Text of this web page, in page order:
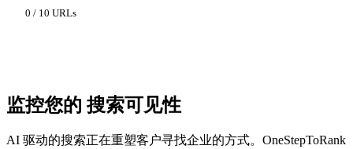
0 / 10 URLs
监控您的搜索可见性
AI 驱动的搜索正在重塑客户寻找企业的方式。OneStepToRank